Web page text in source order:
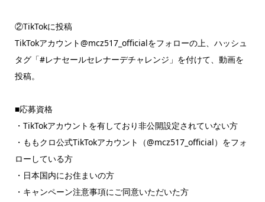
②TikTokに投稿
TikTokアカウント@mcz517_officialをフォローの上、ハッシュ
タグ「#レナセールセレナーデチャレンジ」を付けて、動画を
投稿。
■応募資格
・TikTokアカウントを有しており非公開設定されていない方
・ももクロ公式TikTokアカウント（@mcz517_official）をフォ
ローしている方
・日本国内にお住まいの方
・キャンペーン注意事項にご同意いただいた方